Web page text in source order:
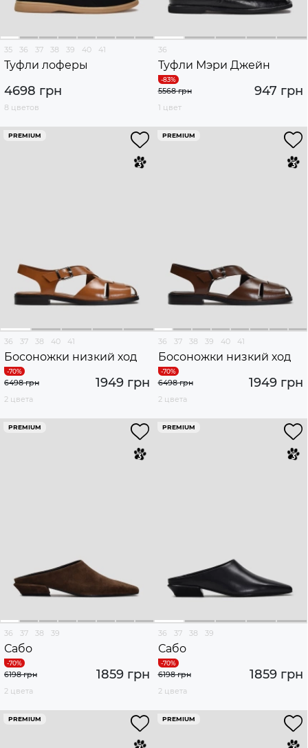
35 36 37 38 39 40 41
Туфли лоферы
4698 грн
8 цветов
36
Туфли Мэри Джейн
947 грн
5568 грн
1 цвет
PREMIUM
36 37 38 40 41
Босоножки низкий ход
1949 грн
6498 грн
2 цвета
PREMIUM
36 37 38 39 40 41
Босоножки низкий ход
1949 грн
6498 грн
2 цвета
PREMIUM
36 37 38 39
Сабо
1859 грн
6198 грн
2 цвета
PREMIUM
36 37 38 39
Сабо
1859 грн
6198 грн
2 цвета
PREMIUM PREMIUM